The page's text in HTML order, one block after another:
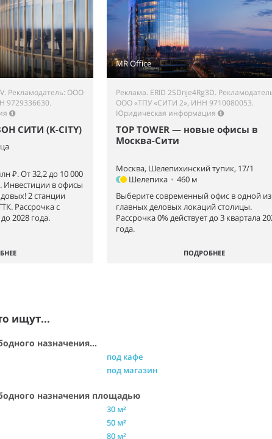
Рекламодатель: ООО
9729336630.
СИТИ (K-CITY)
₽. От 32,2 до 10 000
Инвестиции в офисы
2 станции
Рассрочка с
2028 года.
MR Office
Реклама. ERID 2SDnje4Rg3D.
ООО «ТПУ «СИТИ 2», ИНН 9710080053.
Юридическая информация
TOP TOWER — новые офисы в
Москва-Сити
Москва, Шелепихинский тупик, 17/1
Шелепиха • 460 м
Выберите современный офис в одной из
главных деловых локаций столицы.
Рассрочка 0% действует до 3 квартала
года.
ПОДРОБНЕЕ
ищут...
назначения...
под кафе
под магазин
назначения площадью
30 м²
50 м²
80 м²